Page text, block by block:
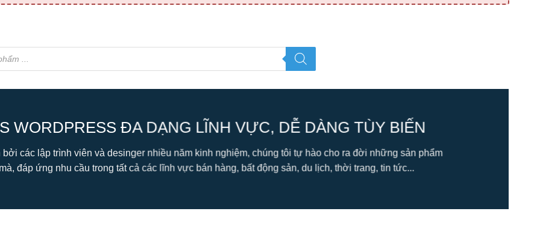
WORDPRESS ĐA DẠNG LĨNH VỰC, DỄ DÀNG TÙY BIẾN
các lập trình viên và desinger nhiều năm kinh nghiệm, chúng tôi tự hào cho ra đời những sản phẩm
đáp ứng nhu cầu trong tất cả các lĩnh vực bán hàng, bất động sản, du lịch, thời trang, tin tức...